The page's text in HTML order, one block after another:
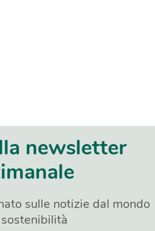
newsletter
sulle notizie dal mondo